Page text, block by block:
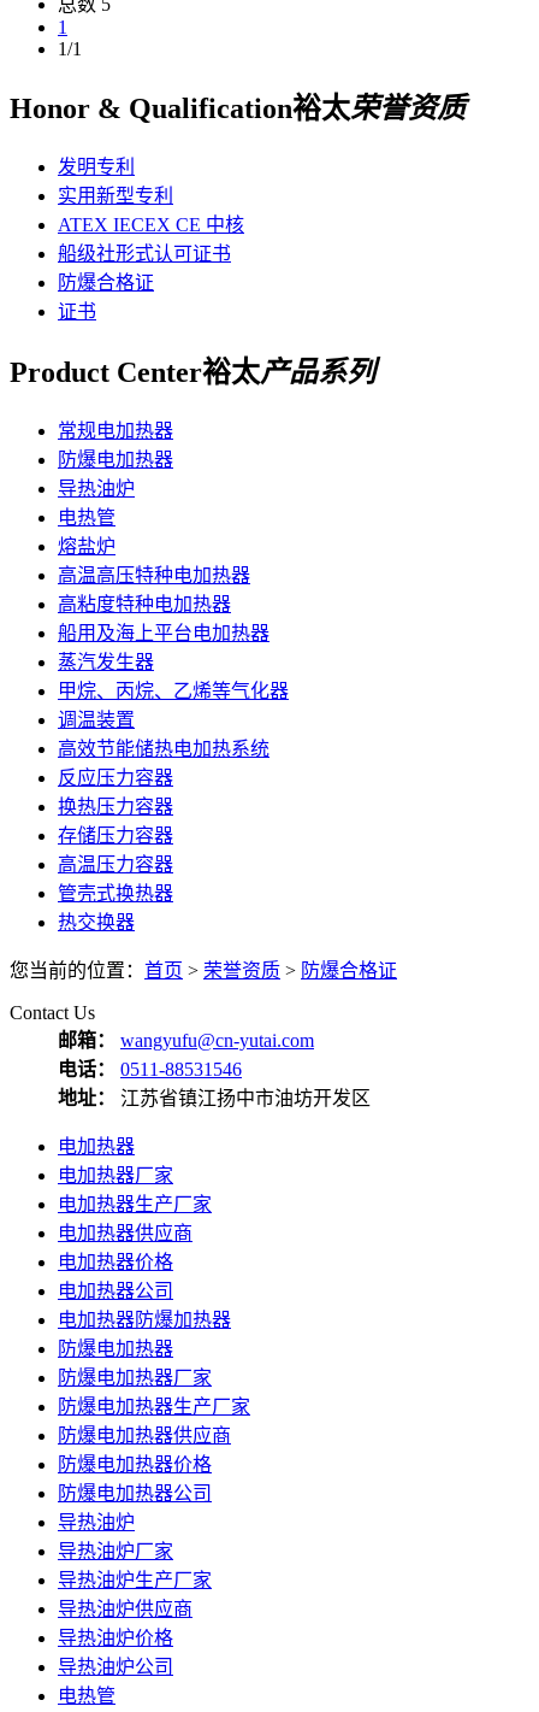
1
1/1
Honor & Qualification裕太荣誉资质
发明专利
实用新型专利
ATEX IECEX CE 中核
船级社形式认可证书
防爆合格证
证书
Product Center裕太产品系列
常规电加热器
防爆电加热器
导热油炉
电热管
熔盐炉
高温高压特种电加热器
高粘度特种电加热器
船用及海上平台电加热器
蒸汽发生器
甲烷、丙烷、乙烯等气化器
调温装置
高效节能储热电加热系统
反应压力容器
换热压力容器
存储压力容器
高温压力容器
管壳式换热器
热交换器
您当前的位置： 首页 > 荣誉资质 > 防爆合格证
Contact Us
邮箱：
wangyufu@cn-yutai.com
电话：
0511-88531546
地址：
江苏省镇江扬中市油坊开发区
电加热器
电加热器厂家
电加热器生产厂家
电加热器供应商
电加热器价格
电加热器公司
电加热器防爆加热器
防爆电加热器
防爆电加热器厂家
防爆电加热器生产厂家
防爆电加热器供应商
防爆电加热器价格
防爆电加热器公司
导热油炉
导热油炉厂家
导热油炉生产厂家
导热油炉供应商
导热油炉价格
导热油炉公司
电热管